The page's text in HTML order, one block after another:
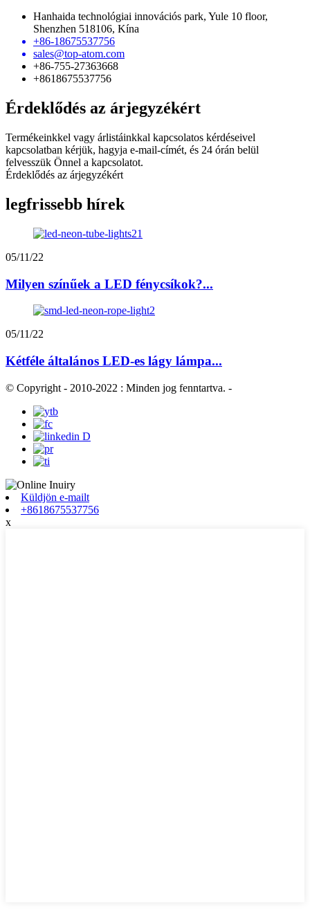
Hanhaida technológiai innovációs park, Yule 10 floor,
Shenzhen 518106, Kína
+86-18675537756
sales@top-atom.com
+86-755-27363668
+8618675537756
Érdeklődés az árjegyzékért
Termékeinkkel vagy árlistáinkkal kapcsolatos kérdéseivel
kapcsolatban kérjük, hagyja e-mail-címét, és 24 órán belül
felvesszük Önnel a kapcsolatot.
Érdeklődés az árjegyzékért
legfrissebb hírek
05/11/22
Milyen színűek a LED fénycsíkok?...
05/11/22
Kétféle általános LED-es lágy lámpa...
© Copyright - 2010-2022 : Minden jog fenntartva. -
Küldjön e-mailt
+8618675537756
x